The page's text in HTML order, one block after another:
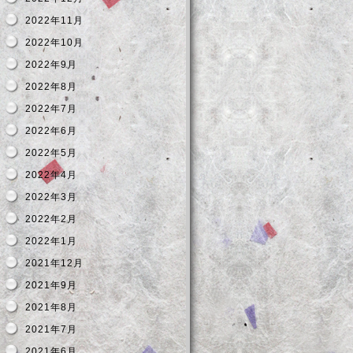
2022年11月
2022年10月
2022年9月
2022年8月
2022年7月
2022年6月
2022年5月
2022年4月
2022年3月
2022年2月
2022年1月
2021年12月
2021年9月
2021年8月
2021年7月